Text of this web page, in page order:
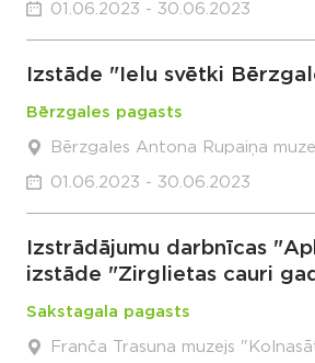
01.06.2023 - 30.06.2023
Izstāde "Ielu svētki
Bērzgales pagasts
Bērzgales Antona Rupaiņa
01.06.2023 - 30.06.2023
Izstrādājumu darbnīcas
izstāde "Zirglietas cauri
Sakstagala pagasts
Franča Trasuna muzejs